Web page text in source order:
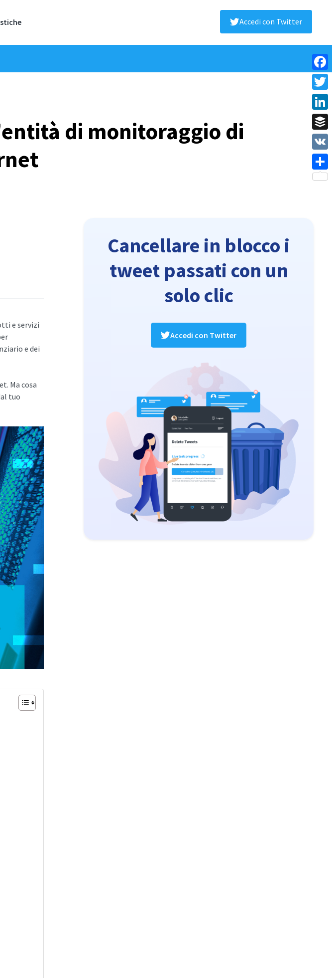
Accedi con Twitter
di monitoraggio di
e servizi
e dei
Ma cosa
tuo
Cancellare in blocco i
tweet passati con un
solo clic
Accedi con Twitter
VK